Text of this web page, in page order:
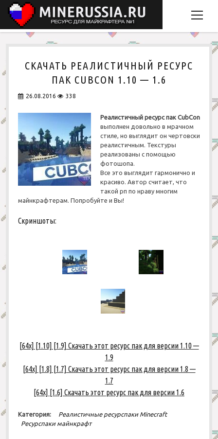
o
e
n
m
Главная
Скачать Minecraft
Рецепты крафта
Ресурспаки
p
e
n
m
e
n
Простые
Обычные
Пвп
РПГ
Средневековые
Карты o
p
e
n
m
e
u
Головоломки
Города
Для сервера
v
k
СКАЧАТЬ РЕАЛИСТИЧНЫЙ РЕСУРС
ПАК CUBCON 1.10 — 1.6
26.08.2016 338
Реалистичный ресурс пак CubCon
выполнен довольно в мрачном
стиле, но выглядит он чертовски
реалистичным. Текстуры
реализованы с помощью
фотошопа.
Все это выглядит гармонично и
красиво. Автор считает, что
такой рп по нраву многим
майнкрафтерам. Попробуйте и Вы!
Скриншоты:
[64x] [1.10] [1.9] Скачать этот ресурс пак для версии 1.10 —
1.9
[64x] [1.8] [1.7] Скачать этот ресурс пак для версии 1.8 —
1.7
[64x] [1.6] Скачать этот ресурс пак для версии 1.6
Категория:
Реалистичные ресурспаки Minecraft
Ресурспаки майнкрафт